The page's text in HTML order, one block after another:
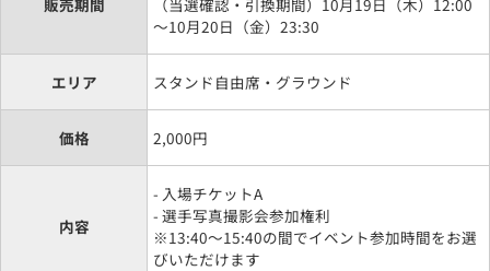
販売期間
（当選確認・引換期間）10月19日（木）12:00
～10月20日（金）23:30
エリア スタンド自由席・グラウンド
価格 2,000円
内容
- 入場チケットA
- 選手写真撮影会参加権利
※13:40～15:40の間でイベント参加時間をお選
びいただけます